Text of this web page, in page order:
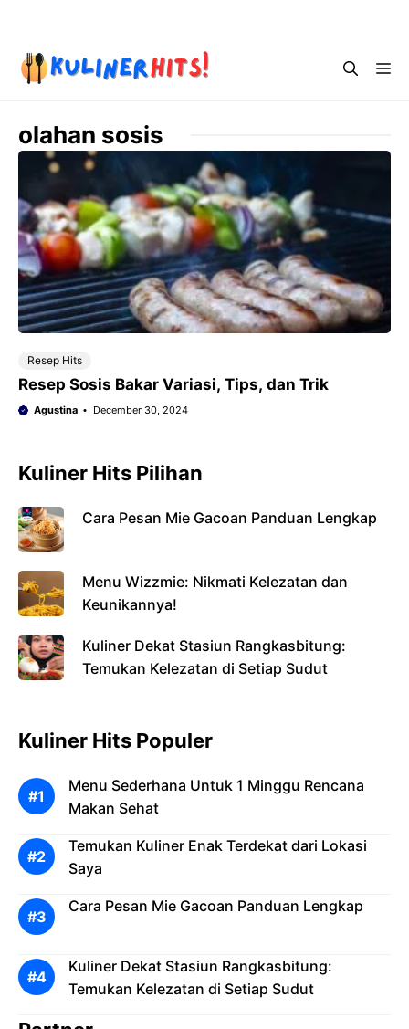
content
olahan sosis
Resep Hits
Resep Sosis Bakar Variasi, Tips, dan Trik
Agustina December 30, 2024
Kuliner Hits Pilihan
Cara Pesan Mie Gacoan Panduan Lengkap
Menu Wizzmie: Nikmati Kelezatan dan
Keunikannya!
Kuliner Dekat Stasiun Rangkasbitung:
Temukan Kelezatan di Setiap Sudut
Kuliner Hits Populer
Menu Sederhana Untuk 1 Minggu Rencana
Makan Sehat
Temukan Kuliner Enak Terdekat dari Lokasi
Saya
Cara Pesan Mie Gacoan Panduan Lengkap
Kuliner Dekat Stasiun Rangkasbitung:
Temukan Kelezatan di Setiap Sudut